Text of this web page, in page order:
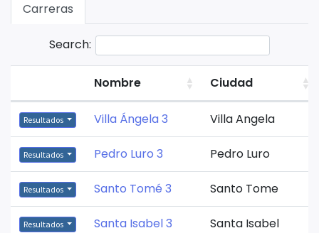
Carreras
Search:
Nombre Ciudad
Resultados Villa Ángela 3 Villa Angela
Resultados Pedro Luro 3 Pedro Luro
Resultados Santo Tomé 3 Santo Tome
Resultados Santa Isabel 3 Santa Isabel